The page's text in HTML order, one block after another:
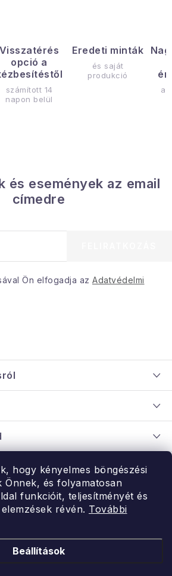
hogy kényelmes böngészési
Önnek, és folyamatosan
funkcióit, teljesítményét és
révén. További
Beállítások
Visszatérés
opció a
számított 14
napon belül
Eredeti minták
és saját
produkció
és események az email
címedre
Ön elfogadja az Adatvédelmi
feltételei